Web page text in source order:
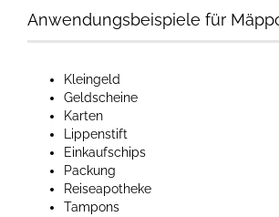
Anwendungsbeispiele für
Kleingeld
Geldscheine
Karten
Lippenstift
Einkaufschips
Packung
Reiseapotheke
Tampons